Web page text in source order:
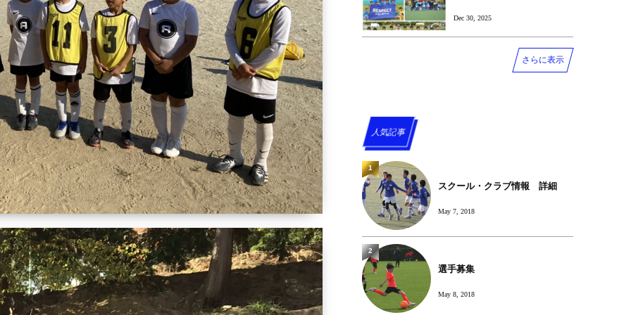
Dec 30, 2025
さらに表示
人気記事
スクール・クラブ情報 詳細
May 7, 2018
1
選手募集
May 8, 2018
2